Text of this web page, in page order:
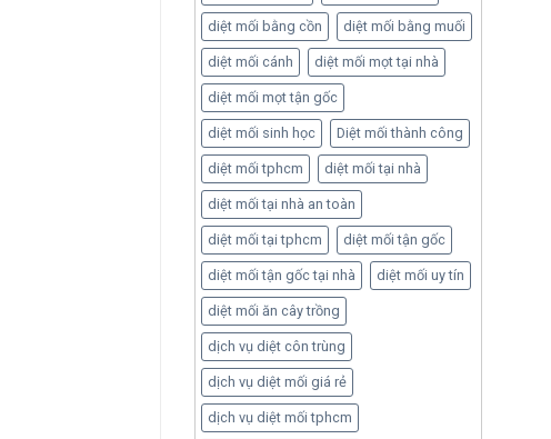
diệt mối bằng cồn diệt mối bằng muối
diệt mối cánh diệt mối mọt tại nhà
diệt mối mọt tận gốc
diệt mối sinh học Diệt mối thành công
diệt mối tphcm diệt mối tại nhà
diệt mối tại nhà an toàn
diệt mối tại tphcm diệt mối tận gốc
diệt mối tận gốc tại nhà diệt mối uy tín
diệt mối ăn cây trồng
dịch vụ diệt côn trùng
dịch vụ diệt mối giá rẻ
dịch vụ diệt mối tphcm